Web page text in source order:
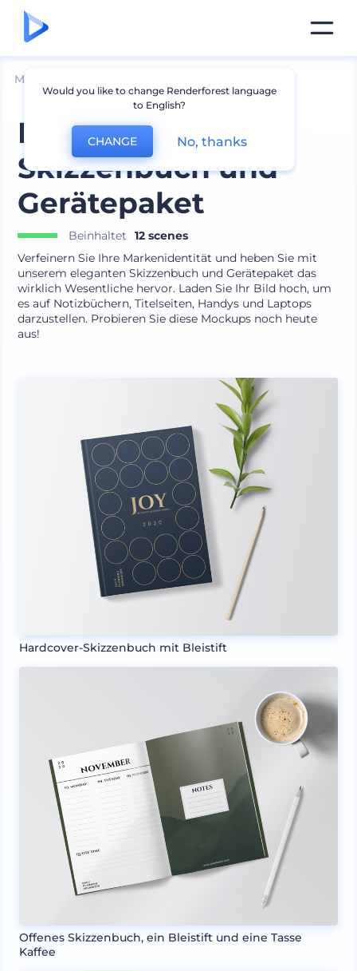
Mockups
Elegantes
Skizzenbuch und
Gerätepaket
Beinhaltet
12 scenes
Verfeinern Sie Ihre Markenidentität und heben Sie mit
unserem eleganten Skizzenbuch und Gerätepaket das
wirklich Wesentliche hervor. Laden Sie Ihr Bild hoch, um
es auf Notizbüchern, Titelseiten, Handys und Laptops
darzustellen. Probieren Sie diese Mockups noch heute
aus!
Hardcover-Skizzenbuch mit Bleistift
Offenes Skizzenbuch, ein Bleistift und eine Tasse
Kaffee
Would you like to change Renderforest language
to English?
CHANGE No, thanks